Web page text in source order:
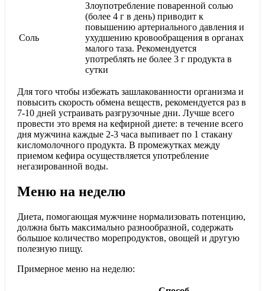
Соль
Злоупотребление поваренной солью
(более 4 г в день) приводит к
повышению артериального давления и
ухудшению кровообращения в органах
малого таза. Рекомендуется
употреблять не более 3 г продукта в
сутки
Для того чтобы избежать зашлакованности организма и
повысить скорость обмена веществ, рекомендуется раз в
7-10 дней устраивать разгрузочные дни. Лучше всего
провести это время на кефирной диете: в течение всего
дня мужчина каждые 2-3 часа выпивает по 1 стакану
кисломолочного продукта. В промежутках между
приемом кефира осуществляется употребление
негазированной воды.
Меню на неделю
Диета, помогающая мужчине нормализовать потенцию,
должна быть максимально разнообразной, содержать
большое количество морепродуктов, овощей и другую
полезную пищу.
Примерное меню на неделю: